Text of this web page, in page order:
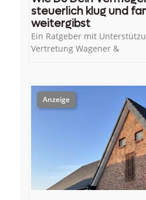
steuerlich klug und
weitergibst
Ein Ratgeber mit
Vertretung Wagener &